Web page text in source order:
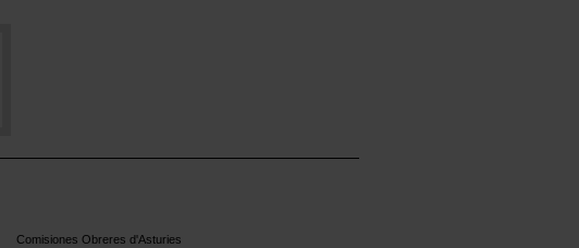
Comisiones Obreres d'Asturies